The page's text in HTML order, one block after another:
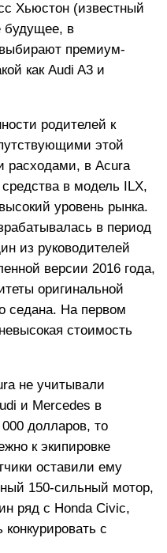
Хьюстон (известный
будущее, в
премиум-
как Audi A3 и
родителей к
этой
расходами, в Acura
в модель ILX,
уровень рынка.
в период
из руководителей
версии 2016 года,
оригинальной
седана. На первом
стоимость
не учитывали
и Mercedes в
долларов, то
к экипировке
оставили ему
150-сильный мотор,
ряд с Honda Civic,
с